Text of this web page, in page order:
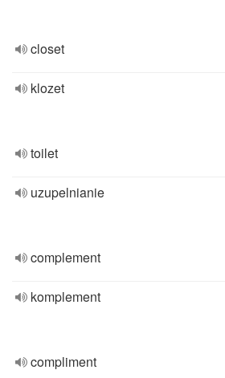
closet
klozet
toilet
uzupelnianie
complement
komplement
compliment